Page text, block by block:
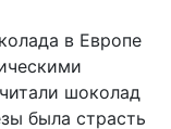
в Европе
шоколад
была страсть